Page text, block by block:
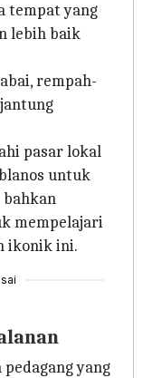
tempat yang
lebih baik
rempah-
pasar lokal
untuk
mempelajari
ikonik ini.
yang